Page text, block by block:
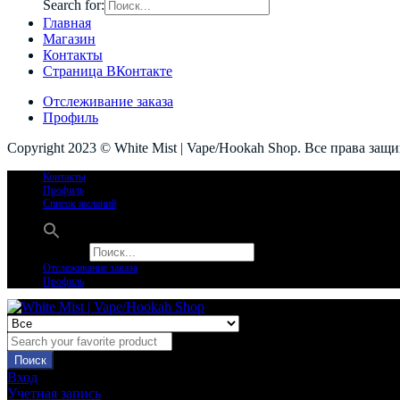
Search for:
Главная
Магазин
Контакты
Страница ВКонтакте
Отслеживание заказа
Профиль
Copyright 2023 © White Mist | Vape/Hookah Shop. Все права
Контакты
Профиль
Список желаний
Отслеживание заказа
Профиль
Поиск
Вход
Учетная запись